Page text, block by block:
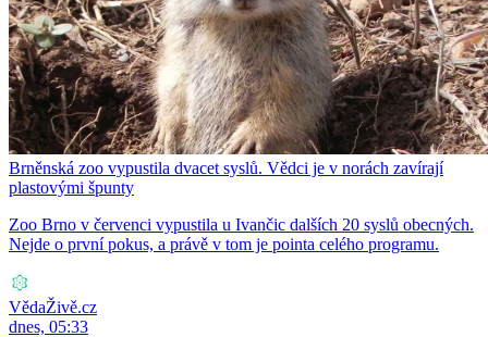
Brněnská zoo vypustila dvacet syslů. Vědci je v norách zavírají
plastovými špunty
Zoo Brno v červenci vypustila u Ivančic dalších 20 syslů obecných.
Nejde o první pokus, a právě v tom je pointa celého programu.
VědaŽivě.cz
dnes, 05:33